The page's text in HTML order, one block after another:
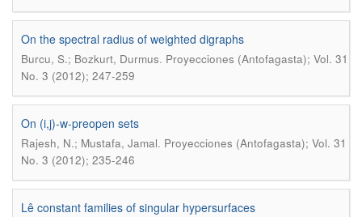
On the spectral radius of weighted digraphs
Burcu, S.; Bozkurt, Durmus. Proyecciones (Antofagasta); Vol. 31
No. 3 (2012); 247-259
On (i,j)-w-preopen sets
Rajesh, N.; Mustafa, Jamal. Proyecciones (Antofagasta); Vol. 31
No. 3 (2012); 235-246
Lê constant families of singular hypersurfaces